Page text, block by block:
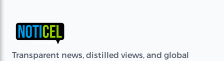
Transparent news, distilled views, and global